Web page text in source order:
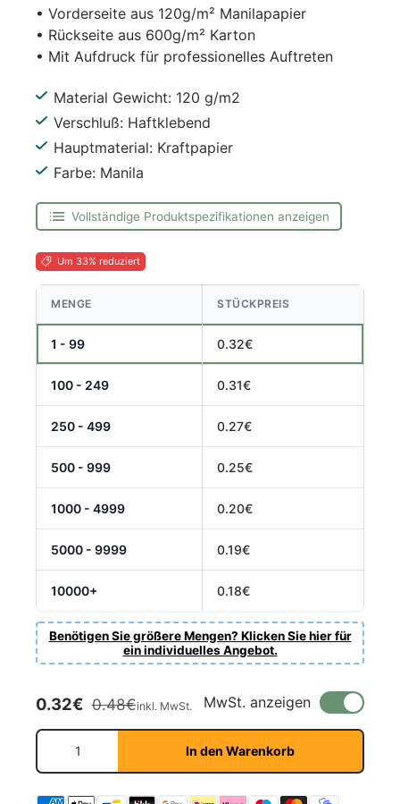
• Vorderseite aus 120g/m² Manilapapier
• Rückseite aus 600g/m² Karton
• Mit Aufdruck für professionelles Auftreten
Material Gewicht: 120 g/m2
Verschluß: Haftklebend
Hauptmaterial: Kraftpapier
Farbe: Manila
Vollständige Produktspezifikationen anzeigen
Um 33% reduziert
MENGE STÜCKPREIS
1 - 99 0.32€
100 - 249 0.31€
250 - 499 0.27€
500 - 999 0.25€
1000 - 4999 0.20€
5000 - 9999 0.19€
10000+ 0.18€
Benötigen Sie größere Mengen? Klicken Sie hier für
ein individuelles Angebot.
Verkaufspreis
0.32€ Normaler Preis
0.48€inkl. MwSt. MwSt. anzeigen
Anzahl
In den Warenkorb